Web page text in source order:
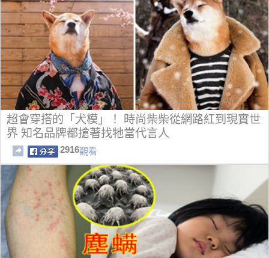
超會穿搭的「犬模」！ 時尚柴柴從網路紅到現實世
界 知名品牌都搶著找牠當代言人
2916觀看